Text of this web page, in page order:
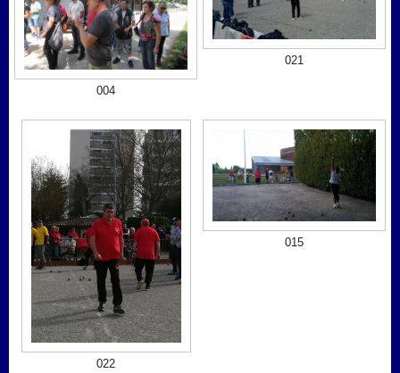
004
021
022
015